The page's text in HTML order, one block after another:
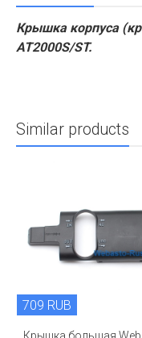
Крышка корпуса
АТ2000S/ST.
Similar products
709 RUB